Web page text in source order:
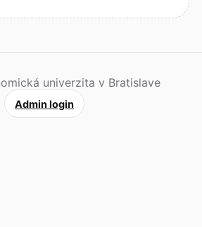
univerzita v Bratislave
Admin login